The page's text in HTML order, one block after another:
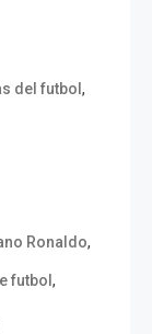
del futbol,
Ronaldo,
futbol,